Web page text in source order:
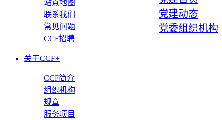
党建动态
党委组织机构
站点地图
联系我们
常见问题
CCF招聘
关于CCF+
CCF简介
组织机构
规章
服务项目